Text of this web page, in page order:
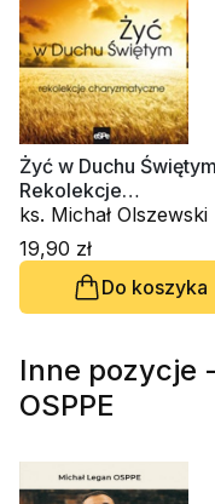
Żyć w Duchu
Rekolekcje
charyzmatyczne
ks. Michał Olszewski
19,90 zł
Do koszyka
Inne pozycje
OSPPE